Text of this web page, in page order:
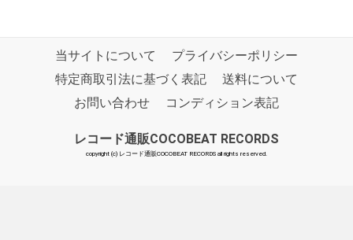
当サイトについて
プライバシーポリシー
特定商取引法に基づく表記
送料について
お問い合わせ
コンディション表記
レコード通販COCOBEAT RECORDS
copyright (c) レコード通販COCOBEAT RECORDS all rights reserved.